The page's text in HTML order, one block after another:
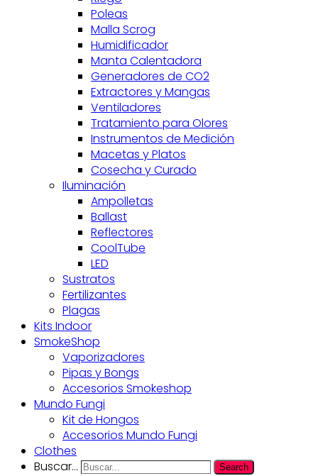
Poleas
Malla Scrog
Humidificador
Manta Calentadora
Generadores de CO2
Extractores y Mangas
Ventiladores
Tratamiento para Olores
Instrumentos de Medición
Macetas y Platos
Cosecha y Curado
Iluminación
Ampolletas
Ballast
Reflectores
CoolTube
LED
Sustratos
Fertilizantes
Plagas
Kits Indoor
SmokeShop
Vaporizadores
Pipas y Bongs
Accesorios Smokeshop
Mundo Fungi
Kit de Hongos
Accesorios Mundo Fungi
Clothes
Buscar...
Search